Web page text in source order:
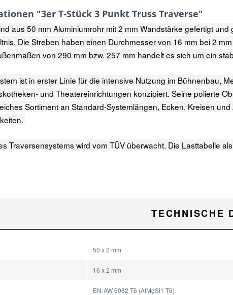
"3er T-Stück 3 Punkt Truss Traverse"
aus 50 mm Aluminiumrohr mit 2 mm Wandstärke gefertigt
Die Streben haben einen Durchmesser von 16 mm bei 2
von 290 mm bzw. 257 mm handelt es sich um ein
ist in erster Linie für die intensive Nutzung im Bühnenbau,
und Theatereinrichtungen konzipiert. Seine polierte
Sortiment an Standard-Systemlängen, Ecken, Kreisen
Traversensystems wird vom TÜV überwacht. Die Lasttabelle
TECHNISCHE
50 x 2 mm
16 x 2 mm
EN-AW 6082 T6 (AlMgSi1 T6)